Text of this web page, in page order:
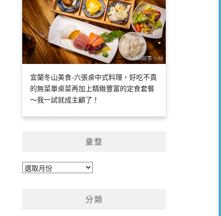
宜蘭冬山美食-六張桌中式料理，好吃不貴
的無菜單桌菜再加上精緻豐富的定食套餐
～我一試就成主顧了！
彙整
彙
分類